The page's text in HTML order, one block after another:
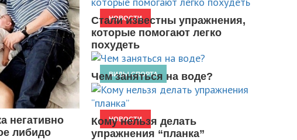
негативно
либидо
НОВОСТИ
Стали известны упражнения,
которые помогают легко
похудеть
ВИДЫ СПОРТА
Чем заняться на воде?
НОВОСТИ
Кому нельзя делать
упражнения “планка”